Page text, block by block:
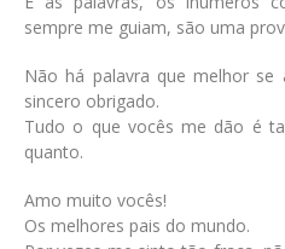
sempre me guiam, são uma
Não há palavra que melhor
sincero obrigado.
Tudo o que vocês me dão é
quanto.
Amo muito vocês!
Os melhores pais do mundo.